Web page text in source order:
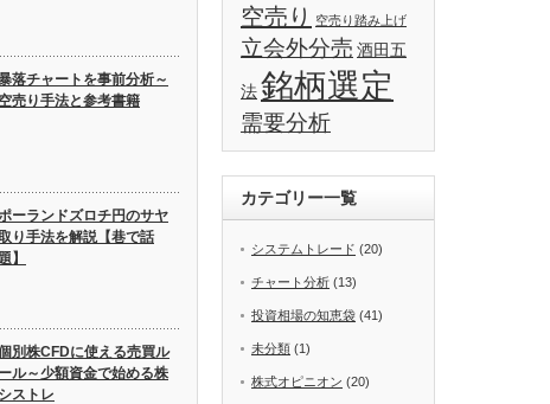
落チャートを事前分析～
空売り手法と参考書籍
ーランドズロチ円のサヤ
り手法を解説【巷で話
題】
別株CFDに使える売買ル
ール～少額資金で始める株
シストレ
空売り 空売り踏み上げ
立会外分売 酒田五
法 銘柄選定
需要分析
カテゴリー一覧
システムトレード (20)
チャート分析 (13)
投資相場の知恵袋 (41)
未分類 (1)
株式オピニオン (20)